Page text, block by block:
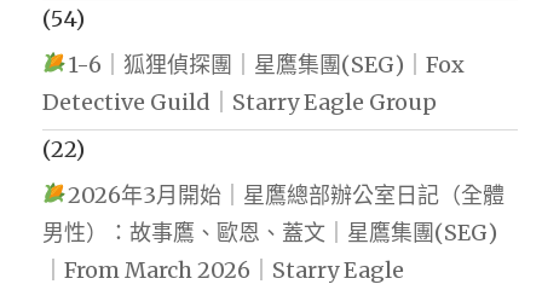
(54)
1-6｜狐狸偵探團｜星鷹集團(SEG)｜Fox
Detective Guild｜Starry Eagle Group
(22)
2026年3月開始｜星鷹總部辦公室日記（全體
男性）：故事鷹、歐恩、蓋文｜星鷹集團(SEG)
｜From March 2026｜Starry Eagle